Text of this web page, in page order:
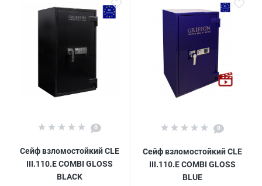
0
Сейф взломостойкий CLE
III.110.E COMBI GLOSS
BLACK
0
Сейф взломостойкий CLE
III.110.E COMBI GLOSS
BLUE